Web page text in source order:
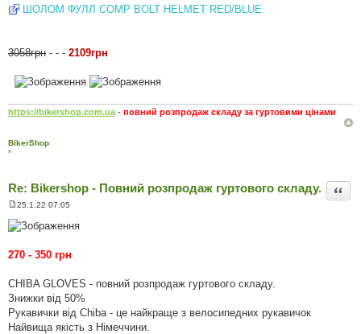
о
в
м
е
н
я
ШОЛОМ ФУЛЛ COMP BOLT HELMET RED/BLUE
3058грн - - - 2109грн
https://bikershop.com.ua - повний розпродаж складу за гуртовими цінами
BikerShop
*
Re: Bikershop - Повний розпродаж гуртового складу.
о
в
д
о
л
е
н
я
25.1.22 07:05
270 - 350 грн
CHIBA GLOVES - повний розпродаж гуртового складу.
Знижки від 50%
Рукавички від Chiba - це найкраще з велосипедних рукавичок
Найвища якість з Німеччини.